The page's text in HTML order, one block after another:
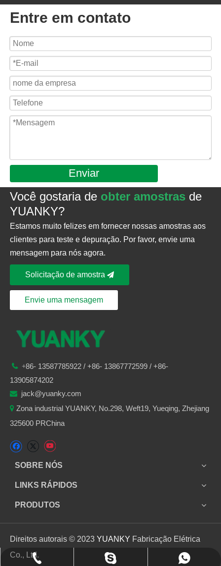
Entre em contato
Enviar
Você gostaria de obter amostras de
YUANKY?
Estamos muito felizes em fornecer nossas amostras aos
clientes para teste e depuração. Por favor, envie uma
mensagem para nós agora.
Solicitação de amostra
Envie uma mensagem
 +86- 13587785922 / +86- 13867772599 / +86-
13905874202
 jack@yuanky.com
 Zona industrial YUANKY, No.298, Weft19, Yueqing, Zhejiang
325600 PRChina
SOBRE NÓS
LINKS RÁPIDOS
PRODUTOS
+86 13905874202
jack_yuanky
+86 13905874202
Direitos autorais © 2023 YUANKY Fabricação Elétrica
Co., Ltd.